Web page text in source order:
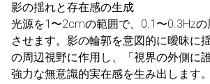
影の揺れと存在感の生成
光源を1〜2cmの範囲で、0.1〜0.3Hz
させます。影の輪郭を意図的に曖昧に
の周辺視野に作用し、「視界の外側に
強力な無意識的実在感を生み出します。